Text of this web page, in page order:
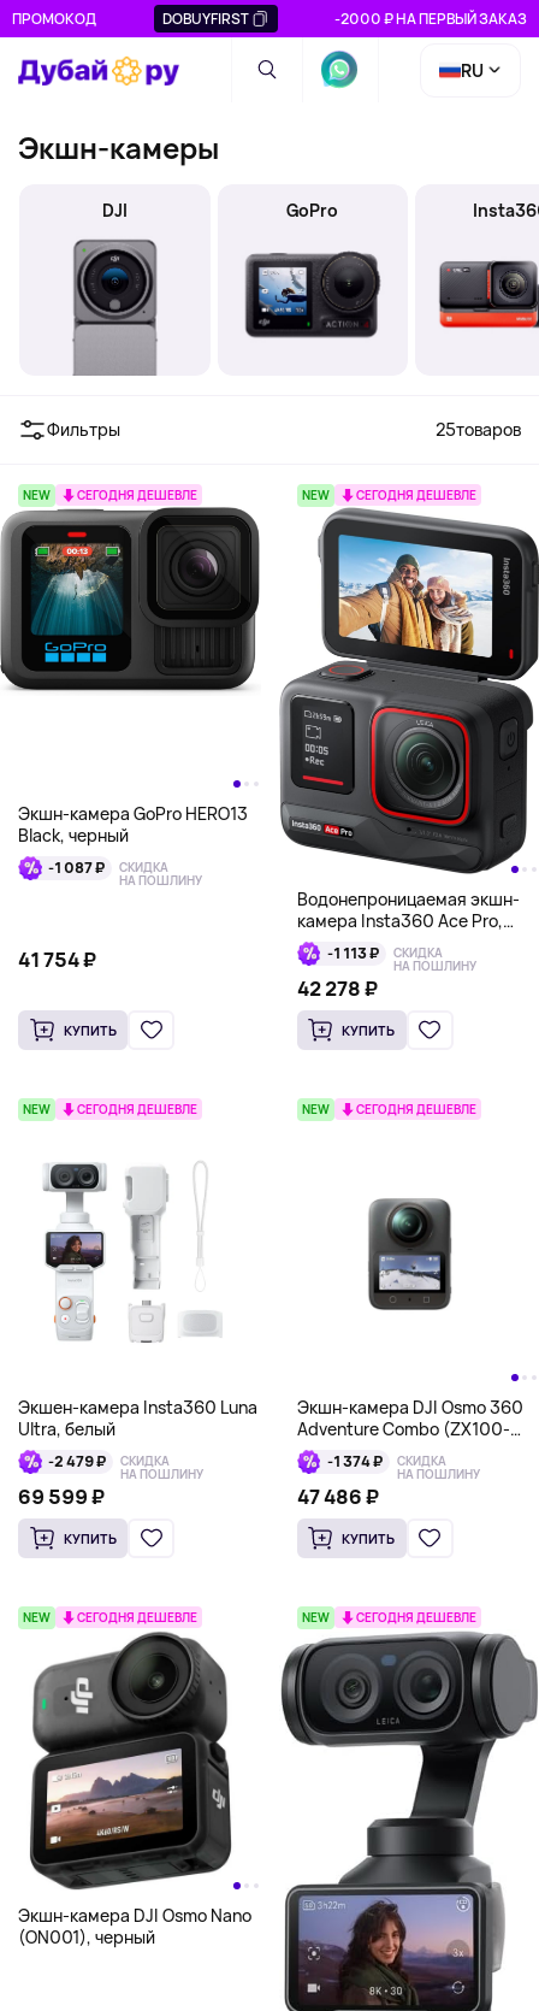
ПРОМОКОД DOBUYFIRST -2000 ₽ НА ПЕРВЫЙ ЗАКАЗ
RU
Экшн-камеры
DJI GoPro
Фильтры 25товаров
NEW СЕГОДНЯ ДЕШЕВЛЕ
Экшн-камера GoPro HERO13
Black, черный
-1 087 ₽ СКИДКА
НА ПОШЛИНУ
41 754 ₽
КУПИТЬ
NEW СЕГОДНЯ ДЕШЕВЛЕ
Водонепроницаемая экшн-
камера Insta360 Ace Pro,
черный-1 113 ₽ СКИДКА
НА ПОШЛИНУ
42 278 ₽
КУПИТЬ
NEW СЕГОДНЯ ДЕШЕВЛЕ
Экшен-камера Insta360 Luna
Ultra, белый
-2 479 ₽ СКИДКА
НА ПОШЛИНУ
69 599 ₽
КУПИТЬ
NEW СЕГОДНЯ ДЕШЕВЛЕ
Экшн-камера DJI Osmo 360
Adventure Combo (ZX100-
C1), черный
-1 374 ₽ СКИДКА
НА ПОШЛИНУ
47 486 ₽
КУПИТЬ
NEW СЕГОДНЯ ДЕШЕВЛЕ
Экшн-камера DJI Osmo Nano
(ON001), черный
NEW СЕГОДНЯ ДЕШЕВЛЕ